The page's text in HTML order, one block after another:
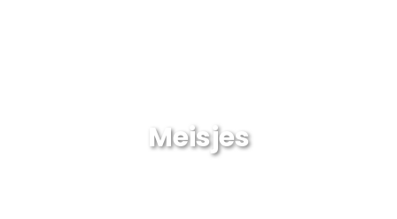
Meisjes